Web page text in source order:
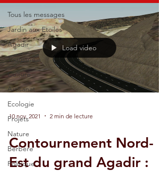
Tous les messages
Jardin aux Etoiles
Agadir
Tourisme
Culture
Artisanat
Ecologie
Projets
Nature
Berbère
Politique
Load video
10 nov. 2021 2 min de lecture
Contournement Nord-
Est du grand Agadir :